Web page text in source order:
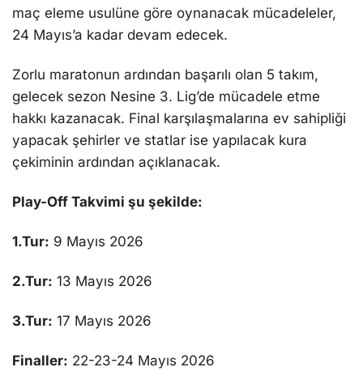
maç eleme usulüne göre oynanacak mücadeleler,
24 Mayıs’a kadar devam edecek.
Zorlu maratonun ardından başarılı olan 5 takım,
gelecek sezon Nesine 3. Lig’de mücadele etme
hakkı kazanacak. Final karşılaşmalarına ev sahipliği
yapacak şehirler ve statlar ise yapılacak kura
çekiminin ardından açıklanacak.
Play-Off Takvimi şu şekilde:
1.Tur: 9 Mayıs 2026
2.Tur: 13 Mayıs 2026
3.Tur: 17 Mayıs 2026
Finaller: 22-23-24 Mayıs 2026